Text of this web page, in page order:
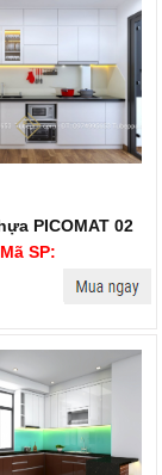
PICOMAT 02
Mã SP: